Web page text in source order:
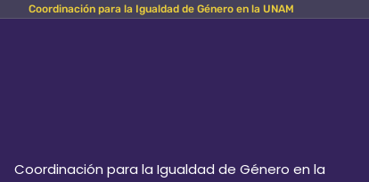
Skip Coordinación para la Igualdad de Género en la UNAM
Coordinación para la Igualdad de Género en la